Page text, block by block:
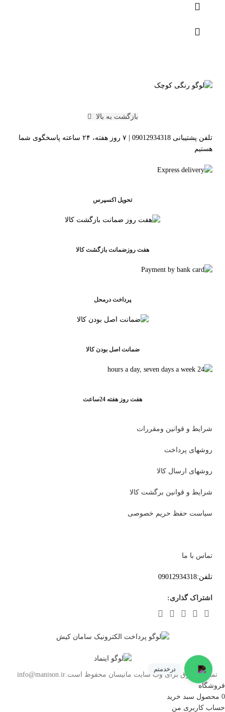
بازگشت به بالا
تلفن پشتیبانی 09012934318 | ۷ روز هفته، ۲۴ ساعته پاسخگوی شما
هستیم
تحویل اکسپرس
هفت روزضمانت بازگشت کالا
پرداخت درمحل
ضمانت اصل بودن کالا
هفت روز هفته 24ساعت
شرایط و قوانین ومقررات
روشهای پرداخت
روشهای ارسال کالا
شرایط و قوانین برگشت کالا
سیاست حفظ حریم خصوصی
تماس با ما
تلفن:09012934318
اشتراک گذاری:
تمامی حقوق برای وب سایت مانیسان محفوظ است.info@manison.ir
درخدمتم
فروشگاه
0 محصول سبد خرید
حساب کاربری من